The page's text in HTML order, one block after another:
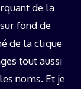
de la
fond de
de la clique
tout aussi
noms. Et je